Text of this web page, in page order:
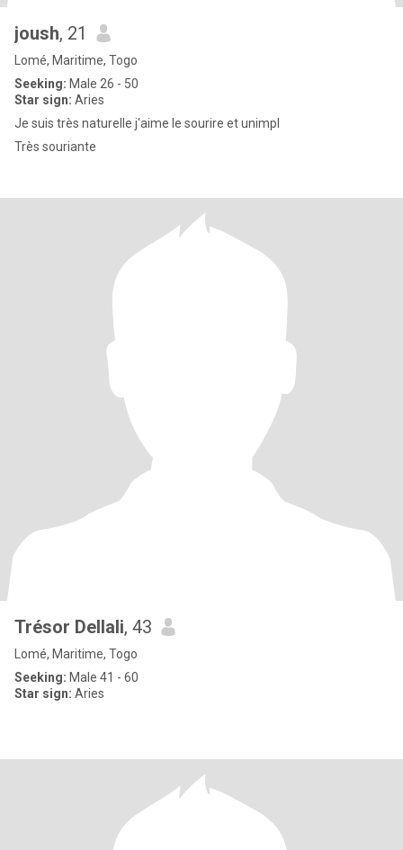
joush, 21
Lomé, Maritime, Togo
Seeking: Male 26 - 50
Star sign: Aries
Je suis très naturelle j'aime le sourire et unimpl
Très souriante
Trésor Dellali, 43
Lomé, Maritime, Togo
Seeking: Male 41 - 60
Star sign: Aries